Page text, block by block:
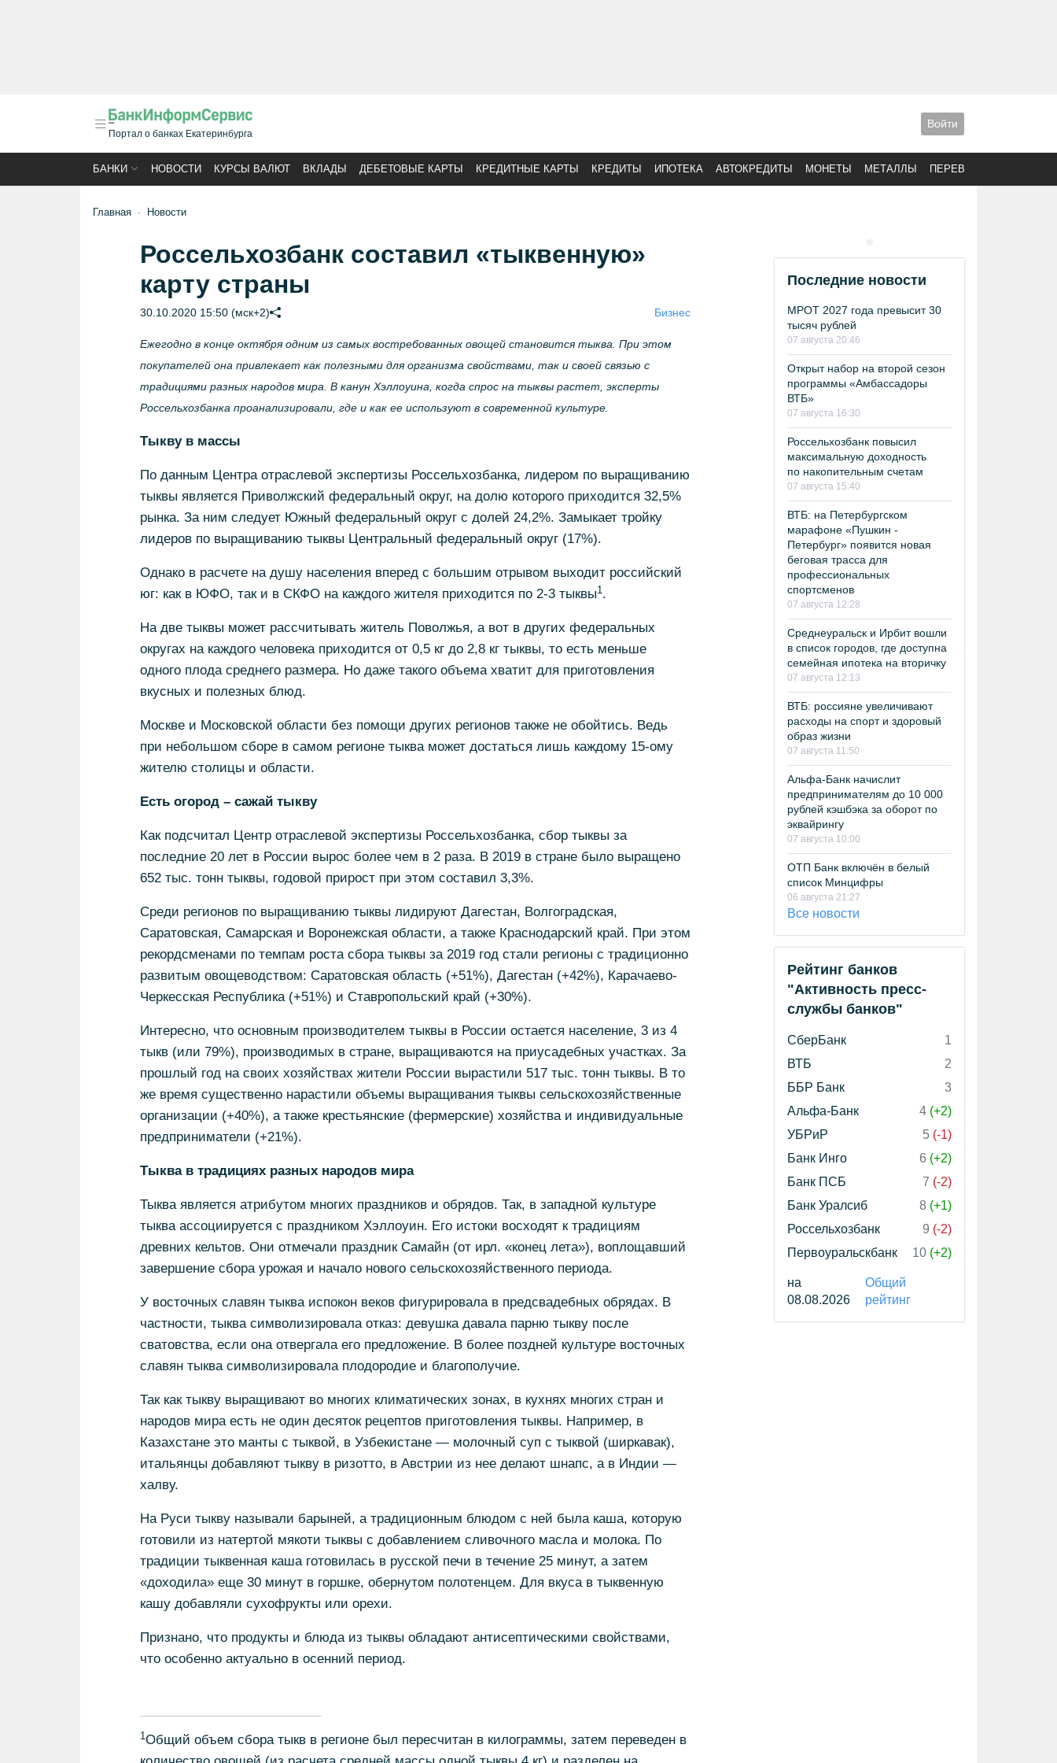
Портал о банках Екатеринбурга
Войти
БАНКИ НОВОСТИ КУРСЫ ВАЛЮТ ВКЛАДЫ ДЕБЕТОВЫЕ КАРТЫ КРЕДИТНЫЕ КАРТЫ КРЕДИТЫ ИПОТЕКА АВТОКРЕДИТЫ МОНЕТЫ МЕТАЛЛЫ ПЕРЕВОДЫ
Главная Новости
Россельхозбанк составил «тыквенную»
карту страны
30.10.2020 15:50 (мск+2) Бизнес
Ежегодно в конце октября одним из самых востребованных овощей становится тыква. При этом
покупателей она привлекает как полезными для организма свойствами, так и своей связью с
традициями разных народов мира. В канун Хэллоуина, когда спрос на тыквы растет, эксперты
Россельхозбанка проанализировали, где и как ее используют в современной культуре.
Тыкву в массы
По данным Центра отраслевой экспертизы Россельхозбанка, лидером по выращиванию
тыквы является Приволжский федеральный округ, на долю которого приходится 32,5%
рынка. За ним следует Южный федеральный округ с долей 24,2%. Замыкает тройку
лидеров по выращиванию тыквы Центральный федеральный округ (17%).
Однако в расчете на душу населения вперед с большим отрывом выходит российский
юг: как в ЮФО, так и в СКФО на каждого жителя приходится по 2-3 тыквы1.
На две тыквы может рассчитывать житель Поволжья, а вот в других федеральных
округах на каждого человека приходится от 0,5 кг до 2,8 кг тыквы, то есть меньше
одного плода среднего размера. Но даже такого объема хватит для приготовления
вкусных и полезных блюд.
Москве и Московской области без помощи других регионов также не обойтись. Ведь
при небольшом сборе в самом регионе тыква может достаться лишь каждому 15-ому
жителю столицы и области.
Есть огород – сажай тыкву
Как подсчитал Центр отраслевой экспертизы Россельхозбанка, сбор тыквы за
последние 20 лет в России вырос более чем в 2 раза. В 2019 в стране было выращено
652 тыс. тонн тыквы, годовой прирост при этом составил 3,3%.
Среди регионов по выращиванию тыквы лидируют Дагестан, Волгоградская,
Саратовская, Самарская и Воронежская области, а также Краснодарский край. При этом
рекордсменами по темпам роста сбора тыквы за 2019 год стали регионы с традиционно
развитым овощеводством: Саратовская область (+51%), Дагестан (+42%), Карачаево-
Черкесская Республика (+51%) и Ставропольский край (+30%).
Интересно, что основным производителем тыквы в России остается население, 3 из 4
тыкв (или 79%), производимых в стране, выращиваются на приусадебных участках. За
прошлый год на своих хозяйствах жители России вырастили 517 тыс. тонн тыквы. В то
же время существенно нарастили объемы выращивания тыквы сельскохозяйственные
организации (+40%), а также крестьянские (фермерские) хозяйства и индивидуальные
предприниматели (+21%).
Тыква в традициях разных народов мира
Тыква является атрибутом многих праздников и обрядов. Так, в западной культуре
тыква ассоциируется с праздником Хэллоуин. Его истоки восходят к традициям
древних кельтов. Они отмечали праздник Самайн (от ирл. «конец лета»), воплощавший
завершение сбора урожая и начало нового сельскохозяйственного периода.
У восточных славян тыква испокон веков фигурировала в предсвадебных обрядах. В
частности, тыква символизировала отказ: девушка давала парню тыкву после
сватовства, если она отвергала его предложение. В более поздней культуре восточных
славян тыква символизировала плодородие и благополучие.
Так как тыкву выращивают во многих климатических зонах, в кухнях многих стран и
народов мира есть не один десяток рецептов приготовления тыквы. Например, в
Казахстане это манты с тыквой, в Узбекистане — молочный суп с тыквой (ширкавак),
итальянцы добавляют тыкву в ризотто, в Австрии из нее делают шнапс, а в Индии —
халву.
На Руси тыкву называли барыней, а традиционным блюдом с ней была каша, которую
готовили из натертой мякоти тыквы с добавлением сливочного масла и молока. По
традиции тыквенная каша готовилась в русской печи в течение 25 минут, а затем
«доходила» еще 30 минут в горшке, обернутом полотенцем. Для вкуса в тыквенную
кашу добавляли сухофрукты или орехи.
Признано, что продукты и блюда из тыквы обладают антисептическими свойствами,
что особенно актуально в осенний период.
1Общий объем сбора тыкв в регионе был пересчитан в килограммы, затем переведен в
Последние новости
МРОТ 2027 года превысит 30
тысяч рублей
07 августа 20:46
Открыт набор на второй сезон
программы «Амбассадоры
ВТБ»
07 августа 16:30
Россельхозбанк повысил
максимальную доходность
по накопительным счетам
07 августа 15:40
ВТБ: на Петербургском
марафоне «Пушкин -
Петербург» появится новая
беговая трасса для
профессиональных
спортсменов
07 августа 12:28
Среднеуральск и Ирбит вошли
в список городов, где доступна
семейная ипотека на вторичку
07 августа 12:13
ВТБ: россияне увеличивают
расходы на спорт и здоровый
образ жизни
07 августа 11:50
Альфа-Банк начислит
предпринимателям до 10 000
рублей кэшбэка за оборот по
эквайрингу
07 августа 10:00
ОТП Банк включён в белый
список Минцифры
06 августа 21:27
Все новости
Рейтинг банков
"Активность пресс-
службы банков"
СберБанк
1
ВТБ
2
ББР Банк
3
Альфа-Банк
4 (+2)
УБРиР
5 (-1)
Банк Инго
6 (+2)
Банк ПСБ
7 (-2)
Банк Уралсиб
8 (+1)
Россельхозбанк
9 (-2)
Первоуральскбанк
10 (+2)
на
08.08.2026
Общий
рейтинг